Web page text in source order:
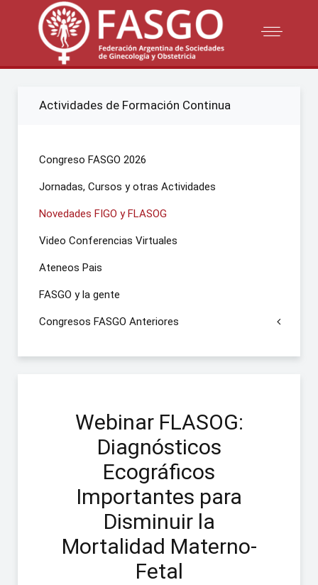
Webinar FLASOG:
Diagnósticos
Ecográficos
Importantes para
Disminuir la
Mortalidad Materno-
Fetal
Actividades de Formación Continua
Congreso FASGO 2026
Jornadas, Cursos y otras Actividades
Novedades FIGO y FLASOG
Video Conferencias Virtuales
Ateneos Pais
FASGO y la gente
Congresos FASGO Anteriores